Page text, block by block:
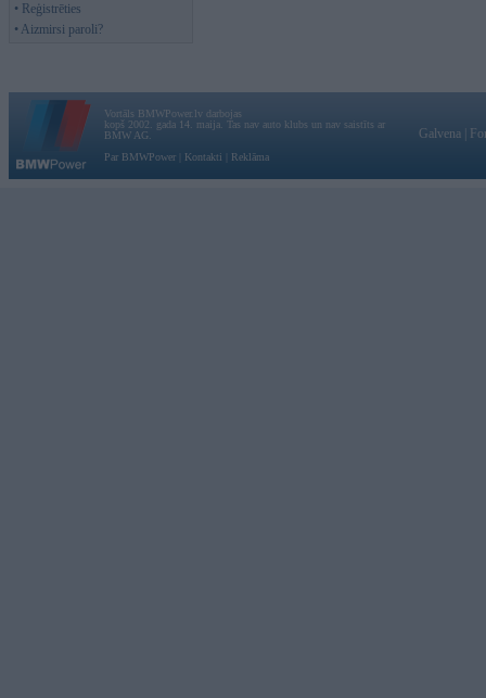
• Reģistrēties
• Aizmirsi paroli?
Vortāls BMWPower.lv darbojas
kopš 2002. gada 14. maija. Tas nav auto klubs un nav saistīts ar
BMW AG.
Par BMWPower
Kontakti Reklāma
Galvena